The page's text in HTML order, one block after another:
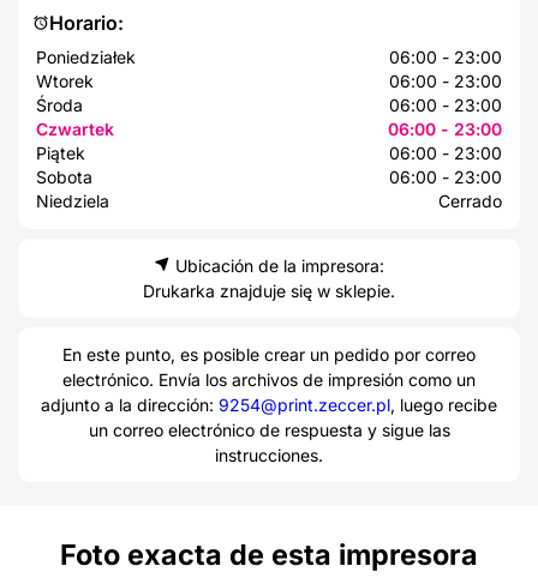
Horario:
Poniedziałek
06:00 - 23:00
Wtorek
06:00 - 23:00
Środa
06:00 - 23:00
Czwartek
06:00 - 23:00
Piątek
06:00 - 23:00
Sobota
06:00 - 23:00
Niedziela
Cerrado
Ubicación de la impresora:
Drukarka znajduje się w sklepie.
En este punto, es posible crear un pedido por correo
electrónico. Envía los archivos de impresión como un
adjunto a la dirección: 9254@print.zeccer.pl, luego recibe
un correo electrónico de respuesta y sigue las
instrucciones.
Foto exacta de esta impresora